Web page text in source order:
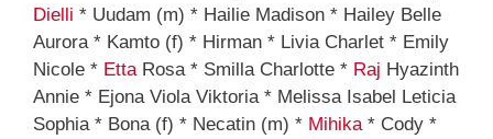
Dielli * Uudam (m) * Hailie Madison * Hailey Belle
Aurora * Kamto (f) * Hirman * Livia Charlet * Emily
Nicole * Etta Rosa * Smilla Charlotte * Raj Hyazinth
Annie * Ejona Viola Viktoria * Melissa Isabel Leticia
Sophia * Bona (f) * Necatin (m) * Mihika * Cody *